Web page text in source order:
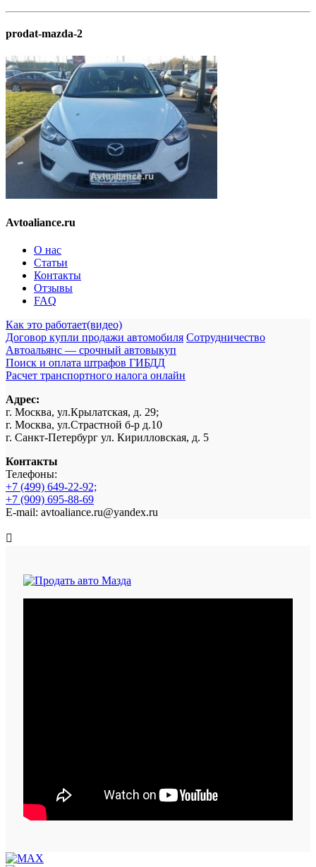
prodat-mazda-2
Avtoaliance.ru
О нас
Статьи
Контакты
Отзывы
FAQ
Как это работает(видео)
Договор купли продажи автомобиля Сотрудничество
Автоальянс — срочный автовыкуп
Поиск и оплата штрафов ГИБДД
Расчет транспортного налога онлайн
Адрес:
г. Москва, ул.Крылатская, д. 29;
г. Москва, ул.Страстной б-р д.10
г. Санкт-Петербург ул. Кирилловская, д. 5
Контакты
Телефоны:
+7 (499) 649-22-92;
+7 (909) 695-88-69
E-mail: avtoaliance.ru@yandex.ru